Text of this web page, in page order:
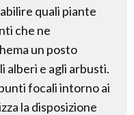
quali piante
che ne
un posto
alberi e agli arbusti.
focali intorno ai
la disposizione